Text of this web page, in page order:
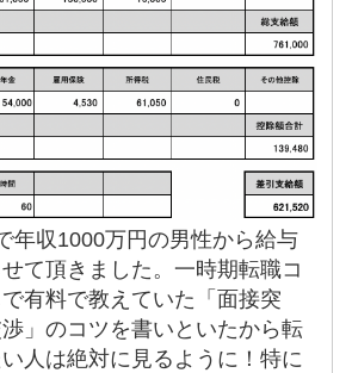
年収1000万円の男性から給与
て頂きました。一時期転職コ
有料で教えていた「面接突
」のコツを書いといたから転
人は絶対に見るように！特に